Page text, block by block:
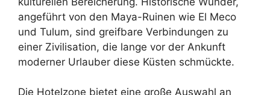
angeführt von den Maya-Ruinen wie El Meco
und Tulum, sind greifbare Verbindungen zu
einer Zivilisation, die lange vor der Ankunft
moderner Urlauber diese Küsten schmückte.
Die Hotelzone bietet eine große Auswahl an